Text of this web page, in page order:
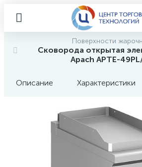
Поверхности
Сковорода открытая
Apach APTE-
Описание Характеристики